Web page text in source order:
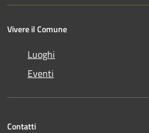
Vivere il Comune
Luoghi
Eventi
Contatti